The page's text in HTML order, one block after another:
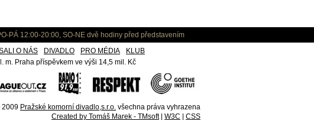
PÁ 12:00-20:00, SO-NE dvě hodiny před představením
O NÁS DIVADLO PRO MÉDIA
KLUB
Praha příspěvkem ve výši 14,5 mil. Kč
2009 Pražské komorní divadlo,s.r.o. všechna práva vyhrazena
Created by Tomáš Marek - TMsoft| W3C CSS